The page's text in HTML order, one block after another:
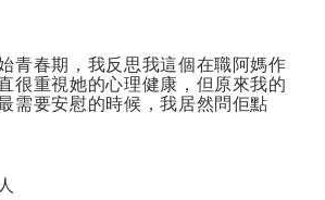
青春期，我反思我這個在職阿媽作
很重視她的心理健康，但原來我的
需要安慰的時候，我居然問佢點